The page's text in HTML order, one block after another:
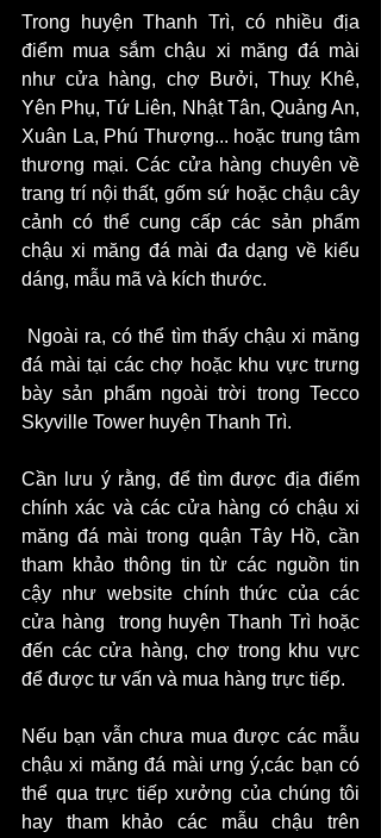
Trong huyện Thanh Trì, có nhiều địa
điểm mua sắm chậu xi măng đá mài
như cửa hàng, chợ Bưởi, Thuỵ Khê,
Yên Phụ, Tứ Liên, Nhật Tân, Quảng An,
Xuân La, Phú Thượng... hoặc trung tâm
thương mại. Các cửa hàng chuyên về
trang trí nội thất, gốm sứ hoặc chậu cây
cảnh có thể cung cấp các sản phẩm
chậu xi măng đá mài đa dạng về kiểu
dáng, mẫu mã và kích thước.
đá mài tại các chợ hoặc khu vực trưng
bày sản phẩm ngoài trời trong Tecco
Skyville Tower huyện Thanh Trì.
Cần lưu ý rằng, để tìm được địa điểm
chính xác và các cửa hàng có chậu xi
măng đá mài trong quận Tây Hồ, cần
tham khảo thông tin từ các nguồn tin
cậy như website chính thức của các
cửa hàng  trong huyện Thanh Trì hoặc
đến các cửa hàng, chợ trong khu vực
để được tư vấn và mua hàng trực tiếp.
Nếu bạn vẫn chưa mua được các mẫu
chậu xi măng đá mài ưng ý,các bạn có
thể qua trực tiếp xưởng của chúng tôi
hay tham khảo các mẫu chậu trên